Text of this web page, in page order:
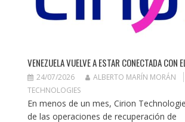
VENEZUELA VUELVE A ESTAR CONECTADA CON
24/07/2026 ALBERTO MARÍN MORÁN
TECHNOLOGIES
En menos de un mes, Cirion
de las operaciones de recuperación de